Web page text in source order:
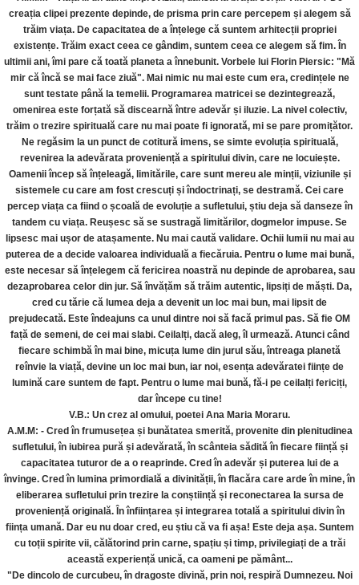
creația clipei prezente depinde, de prisma prin care percepem și alegem să
trăim viața. De capacitatea de a înțelege că suntem arhitecții propriei
existențe. Trăim exact ceea ce gândim, suntem ceea ce alegem să fim. În
ultimii ani, îmi pare că toată planeta a înnebunit. Vorbele lui Florin Piersic: "Mă
mir că încă se mai face ziuă". Mai nimic nu mai este cum era, credințele ne
sunt testate până la temelii. Programarea matricei se dezintegrează,
omenirea este forțată să discearnă între adevăr și iluzie. La nivel colectiv,
trăim o trezire spirituală care nu mai poate fi ignorată, mi se pare promițător.
Ne regăsim la un punct de cotitură imens, se simte evoluția spirituală,
revenirea la adevărata proveniență a spiritului divin, care ne locuiește.
Oamenii încep să înțeleagă, limitările, care sunt mereu ale minții, viziunile și
sistemele cu care am fost crescuți și îndoctrinați, se destramă. Cei care
percep viața ca fiind o școală de evoluție a sufletului, știu deja să danseze în
tandem cu viața. Reușesc să se sustragă limitărilor, dogmelor impuse. Se
lipsesc mai ușor de atașamente. Nu mai caută validare. Ochii lumii nu mai au
puterea de a decide valoarea individuală a fiecăruia. Pentru o lume mai bună,
este necesar să înțelegem că fericirea noastră nu depinde de aprobarea, sau
dezaprobarea celor din jur. Să învățăm să trăim autentic, lipsiți de măști. Da,
cred cu tărie că lumea deja a devenit un loc mai bun, mai lipsit de
prejudecată. Este îndeajuns ca unul dintre noi să facă primul pas. Să fie OM
față de semeni, de cei mai slabi. Ceilalți, dacă aleg, îl urmează. Atunci când
fiecare schimbă în mai bine, micuța lume din jurul său, întreaga planetă
reînvie la viață, devine un loc mai bun, iar noi, esența adevăratei ființe de
lumină care suntem de fapt. Pentru o lume mai bună, fă-i pe ceilalți fericiți,
dar începe cu tine!
V.B.: Un crez al omului, poetei Ana Maria Moraru.
A.M.M: - Cred în frumusețea și bunătatea smerită, provenite din plenitudinea
sufletului, în iubirea pură și adevărată, în scânteia sădită în fiecare ființă și
capacitatea tuturor de a o reaprinde. Cred în adevăr și puterea lui de a
învinge. Cred în lumina primordială a divinității, în flacăra care arde în mine, în
eliberarea sufletului prin trezire la conștiință și reconectarea la sursa de
proveniență originală. În înființarea și integrarea totală a spiritului divin în
ființa umană. Dar eu nu doar cred, eu știu că va fi așa! Este deja așa. Suntem
cu toții spirite vii, călătorind prin carne, spațiu și timp, privilegiați de a trăi
această experiență unică, ca oameni pe pământ...
"De dincolo de curcubeu, în dragoste divină, prin noi, respiră Dumnezeu. Noi